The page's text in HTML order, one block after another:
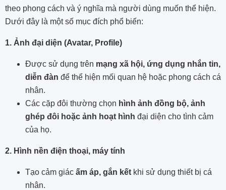
theo phong cách và ý nghĩa mà người dùng muốn thể hiện.
Dưới đây là một số mục đích phổ biến:
1. Ảnh đại diện (Avatar, Profile)
Được sử dụng trên mạng xã hội, ứng dụng nhắn tin,
diễn đàn để thể hiện mối quan hệ hoặc phong cách cá
nhân.
Các cặp đôi thường chọn hình ảnh đồng bộ, ảnh
ghép đôi hoặc ảnh hoạt hình đại diện cho tình cảm
của họ.
2. Hình nền điện thoại, máy tính
Tạo cảm giác ấm áp, gắn kết khi sử dụng thiết bị cá
nhân.